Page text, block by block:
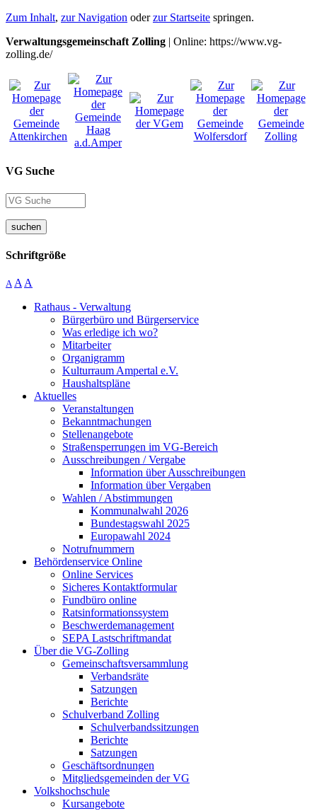
Zum Inhalt, zur Navigation oderzur Startseite springen.
Verwaltungsgemeinschaft Zolling | Online: https://www.vg-
zolling.de/
VG Suche
suchen
Schriftgröße
A A A
Rathaus - Verwaltung
Bürgerbüro und Bürgerservice
Was erledige ich wo?
Mitarbeiter
Organigramm
Kulturraum Ampertal e.V.
Haushaltspläne
Aktuelles
Veranstaltungen
Bekanntmachungen
Stellenangebote
Straßensperrungen im VG-Bereich
Ausschreibungen / Vergabe
Information über Ausschreibungen
Information über Vergaben
Wahlen / Abstimmungen
Kommunalwahl 2026
Bundestagswahl 2025
Europawahl 2024
Notrufnummern
Behördenservice Online
Online Services
Sicheres Kontaktformular
Fundbüro online
Ratsinformationssystem
Beschwerdemanagement
SEPA Lastschriftmandat
Über die VG-Zolling
Gemeinschaftsversammlung
Verbandsräte
Satzungen
Berichte
Schulverband Zolling
Schulverbandssitzungen
Berichte
Satzungen
Geschäftsordnungen
Mitgliedsgemeinden der VG
Volkshochschule
Kursangebote